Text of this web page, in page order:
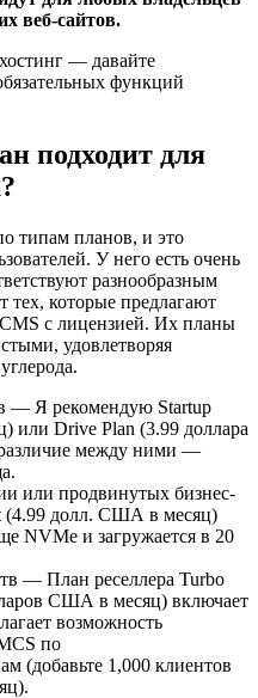
веб-сайтов.
— давайте
функций
подходит для
типам планов, и это
У него есть очень
разнообразным
тех, которые предлагают
с лицензией. Их планы
удовлетворяя
— Я рекомендую Startup
или Drive Plan (3.99 доллара
между ними —
или продвинутых бизнес-
долл. США в месяц)
NVMe и загружается в 20
— План реселлера Turbo
США в месяц) включает
возможность
по
(добавьте 1,000 клиентов